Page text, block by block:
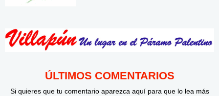
ÚLTIMOS COMENTARIOS
Si quieres que tu comentario aparezca aquí para que lo lea más